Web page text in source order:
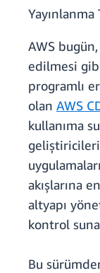
Yayınlanma
AWS bugün,
edilmesi
programlı
olan AWS
kullanıma
akışlarına
altyapı
kontrol
Bu